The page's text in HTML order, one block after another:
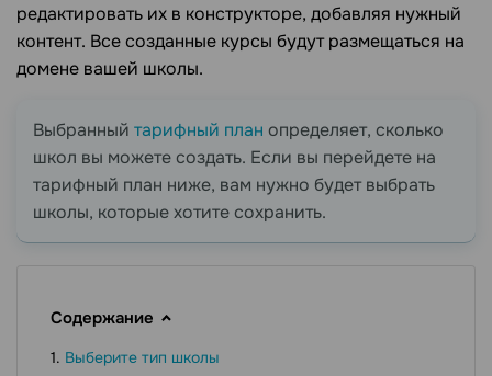
редактировать их в конструкторе, добавляя нужный
контент. Все созданные курсы будут размещаться на
домене вашей школы.
Выбранный тарифный план определяет, сколько
школ вы можете создать. Если вы перейдете на
тарифный план ниже, вам нужно будет выбрать
школы, которые хотите сохранить.
Содержание
Выберите тип школы